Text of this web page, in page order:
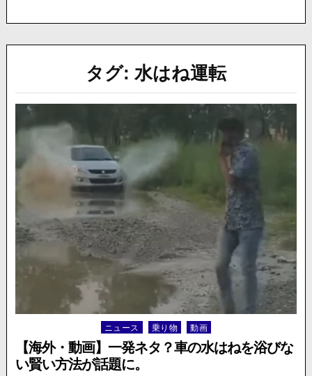
タグ: 水はね運転
Posted
in
ニュース 乗り物 動画
【海外・動画】一発ネタ？車の水はねを浴びな
い賢い方法が話題に。